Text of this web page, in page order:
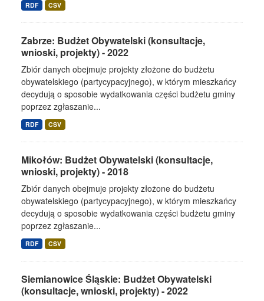
RDF CSV
Zabrze: Budżet Obywatelski (konsultacje,
wnioski, projekty) - 2022
Zbiór danych obejmuje projekty złożone do budżetu
obywatelskiego (partycypacyjnego), w którym mieszkańcy
decydują o sposobie wydatkowania części budżetu gminy
poprzez zgłaszanie...
RDF CSV
Mikołów: Budżet Obywatelski (konsultacje,
wnioski, projekty) - 2018
Zbiór danych obejmuje projekty złożone do budżetu
obywatelskiego (partycypacyjnego), w którym mieszkańcy
decydują o sposobie wydatkowania części budżetu gminy
poprzez zgłaszanie...
RDF CSV
Siemianowice Śląskie: Budżet Obywatelski
(konsultacje, wnioski, projekty) - 2022